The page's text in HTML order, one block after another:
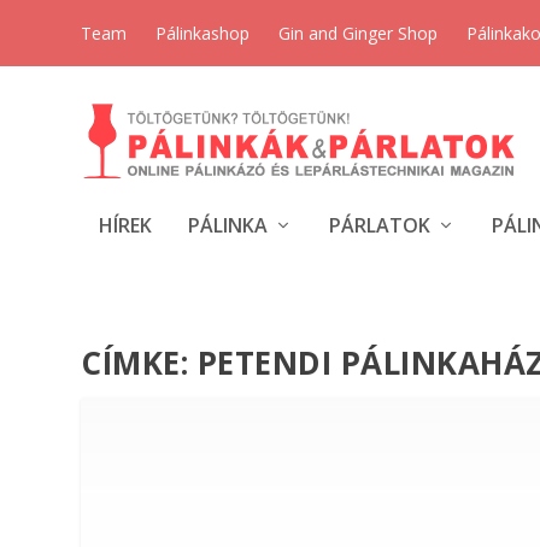
Team Pálinkashop Gin and Ginger Shop
HÍREK PÁLINKA PÁRLATOK
CÍMKE: PETENDI